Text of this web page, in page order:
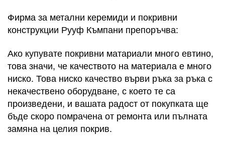
Фирма за метални керемиди и покривни
конструкции Рууф Къмпани препоръчва:
Ако купувате покривни матариали много евтино,
това значи, че качеството на материала е много
ниско. Това ниско качество върви ръка за ръка с
некачествено оборудване, с което те са
произведени, и вашата радост от покупката ще
бъде скоро помрачена от ремонта или пълната
замяна на целия покрив.